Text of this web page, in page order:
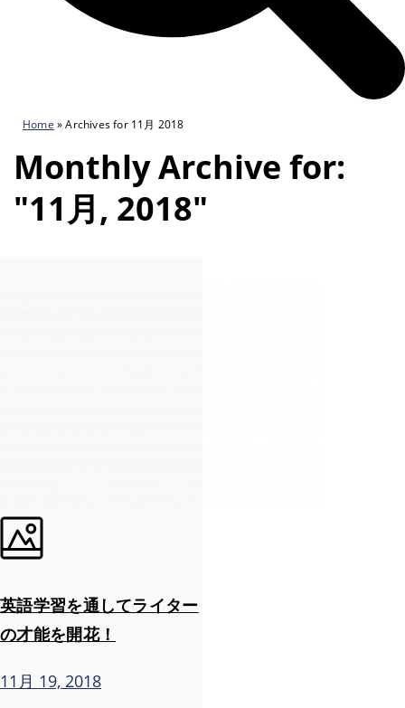
Home »Archives for 11月 2018
Monthly Archive for:
"11月, 2018"
英語学習を通してライター
の才能を開花！
11月 19, 2018